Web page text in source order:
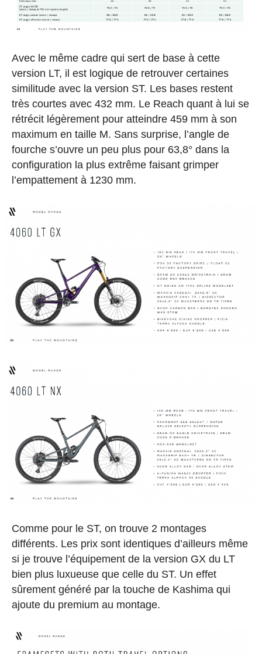
Avec le même cadre qui sert de base à cette
version LT, il est logique de retrouver certaines
similitude avec la version ST. Les bases restent
très courtes avec 432 mm. Le Reach quant à lui se
rétrécit légèrement pour atteindre 459 mm à son
maximum en taille M. Sans surprise, l’angle de
fourche s’ouvre un peu plus pour 63,8° dans la
configuration la plus extrême faisant grimper
l’empattement à 1230 mm.
Comme pour le ST, on trouve 2 montages
différents. Les prix sont identiques d’ailleurs même
si je trouve l’équipement de la version GX du LT
bien plus luxueuse que celle du ST. Un effet
sûrement généré par la touche de Kashima qui
ajoute du premium au montage.